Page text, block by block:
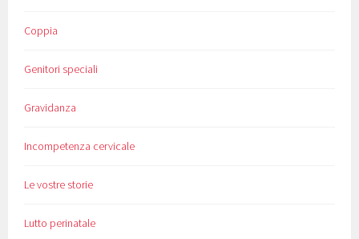
Coppia
Genitori speciali
Gravidanza
Incompetenza cervicale
Le vostre storie
Lutto perinatale